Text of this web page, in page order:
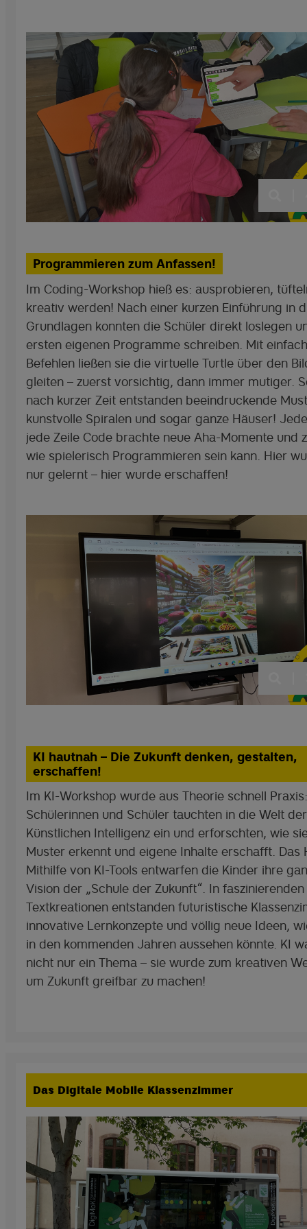
Programmieren zum Anfassen!
Im Coding-Workshop hieß es: ausprobieren,
kreativ werden! Nach einer kurzen Einführung in
Grundlagen konnten die Schüler direkt loslegen
ersten eigenen Programme schreiben. Mit
Befehlen ließen sie die virtuelle Turtle über den
gleiten – zuerst vorsichtig, dann immer mutiger.
nach kurzer Zeit entstanden beeindruckende
kunstvolle Spiralen und sogar ganze Häuser!
jede Zeile Code brachte neue Aha-Momente und
wie spielerisch Programmieren sein kann. Hier
nur gelernt – hier wurde erschaffen!
KI hautnah – Die Zukunft denken, gestalten,
erschaffen!
Im KI-Workshop wurde aus Theorie schnell
Schülerinnen und Schüler tauchten in die Welt der
Künstlichen Intelligenz ein und erforschten, wie
Muster erkennt und eigene Inhalte erschafft. Das
Mithilfe von KI-Tools entwarfen die Kinder ihre
Vision der „Schule der Zukunft“. In
Textkreationen entstanden futuristische
innovative Lernkonzepte und völlig neue Ideen,
in den kommenden Jahren aussehen könnte. KI
nicht nur ein Thema – sie wurde zum kreativen
um Zukunft greifbar zu machen!
Das Digitale Mobile Klassenzimmer